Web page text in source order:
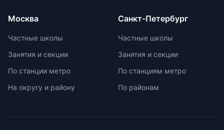
регулируя нагрузку в зависимости
от возрастных задач и
учеников. Отсутствие страха перед
оценками и акцент на качественной
свои навыки и интересы.
Москва
Частные школы
Занятия и секции
По станции метро
На округу и району
Санкт-Петербург
Частные школы
Занятия и секции
По станциям метро
По районам